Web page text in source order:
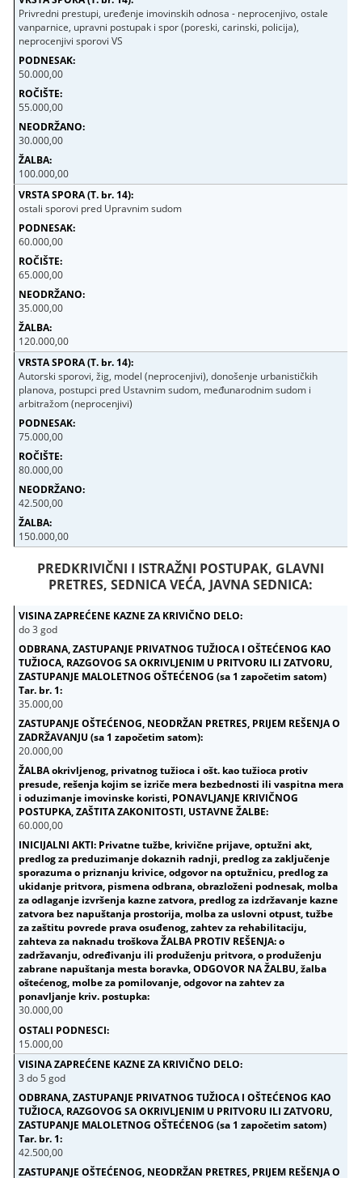
Privredni prestupi, uređenje imovinskih odnosa - neprocenjivo, ostale
vanparnice, upravni postupak i spor (poreski, carinski, policija),
neprocenjivi sporovi VS
50.000,00
55.000,00
30.000,00
100.000,00
ostali sporovi pred Upravnim sudom
60.000,00
65.000,00
35.000,00
120.000,00
Autorski sporovi, žig, model (neprocenjivi), donošenje urbanističkih
planova, postupci pred Ustavnim sudom, međunarodnim sudom i
arbitražom (neprocenjivi)
75.000,00
80.000,00
42.500,00
150.000,00
PREDKRIVIČNI I ISTRAŽNI POSTUPAK, GLAVNI
PRETRES, SEDNICA VEĆA, JAVNA SEDNICA:
do 3 god
35.000,00
20.000,00
60.000,00
30.000,00
15.000,00
3 do 5 god
42.500,00